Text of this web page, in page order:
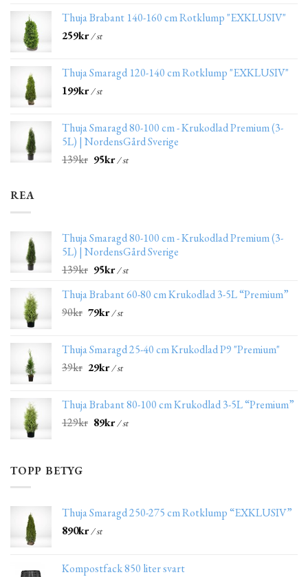
Thuja Brabant 140-160 cm Rotklump "EXKLUSIV"
259kr/ st
Thuja Smaragd 120-140 cm Rotklump "EXKLUSIV"
199kr/ st
Thuja Smaragd 80-100 cm - Krukodlad Premium (3-
5L) | NordensGård Sverige
139kr 95kr/ st
REA
Thuja Smaragd 80-100 cm - Krukodlad Premium (3-
5L) | NordensGård Sverige
139kr 95kr/ st
Thuja Brabant 60-80 cm Krukodlad 3-5L “Premium”
90kr 79kr/ st
Thuja Smaragd 25-40 cm Krukodlad P9 "Premium"
39kr 29kr/ st
Thuja Brabant 80-100 cm Krukodlad 3-5L “Premium”
129kr 89kr/ st
TOPP BETYG
Thuja Smaragd 250-275 cm Rotklump “EXKLUSIV”
890kr/ st
Kompostfack 850 liter svart